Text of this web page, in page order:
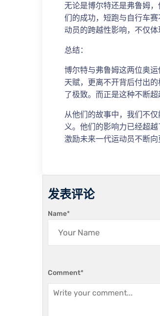
无论是博尔特还是弗鲁姆
们的成功，短跑与自行车
动员的跨越性影响，不仅
总结：
博尔特与弗鲁姆这两位奥
天赋，更离不开背后付出
了极致。而正是这种不断
从他们的故事中，我们不
义。他们的影响力已经超
激励未来一代运动员不断向
发表评论
Name*
Comment*